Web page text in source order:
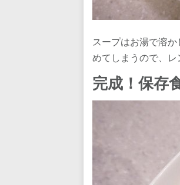
スープはお湯で溶
めてしまうので、レ
完成！保存